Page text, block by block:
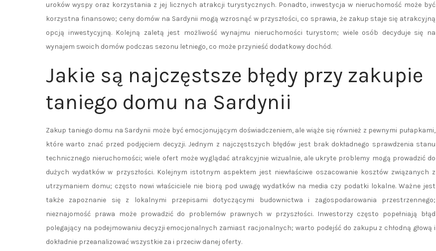
uroków wyspy oraz korzystania z jej licznych atrakcji turystycznych. Ponadto, inwestycja w nieruchomość może być
korzystna finansowo; ceny domów na Sardynii mogą wzrosnąć w przyszłości, co sprawia, że zakup staje się atrakcyjną
opcją inwestycyjną. Kolejną zaletą jest możliwość wynajmu nieruchomości turystom; wiele osób decyduje się na
wynajem swoich domów podczas sezonu letniego, co może przynieść dodatkowy dochód.
Jakie są najczęstsze błędy przy zakupie
taniego domu na Sardynii
Zakup taniego domu na Sardynii może być emocjonującym doświadczeniem, ale wiąże się również z pewnymi pułapkami,
które warto znać przed podjęciem decyzji. Jednym z najczęstszych błędów jest brak dokładnego sprawdzenia stanu
technicznego nieruchomości; wiele ofert może wyglądać atrakcyjnie wizualnie, ale ukryte problemy mogą prowadzić do
dużych wydatków w przyszłości. Kolejnym istotnym aspektem jest niewłaściwe oszacowanie kosztów związanych z
utrzymaniem domu; często nowi właściciele nie biorą pod uwagę wydatków na media czy podatki lokalne. Ważne jest
także zapoznanie się z lokalnymi przepisami dotyczącymi budownictwa i zagospodarowania przestrzennego;
nieznajomość prawa może prowadzić do problemów prawnych w przyszłości. Inwestorzy często popełniają błąd
polegający na podejmowaniu decyzji emocjonalnych zamiast racjonalnych; warto podejść do zakupu z chłodną głową i
dokładnie przeanalizować wszystkie za i przeciw danej oferty.